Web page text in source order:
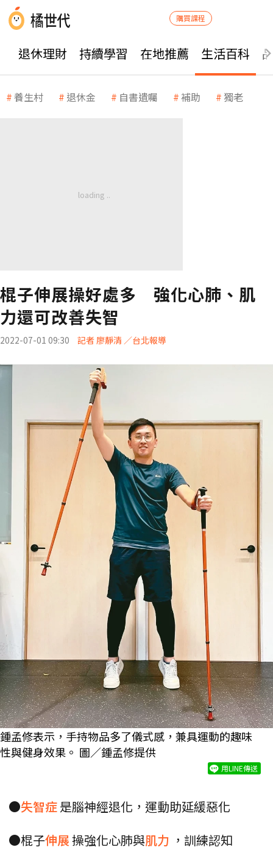
購買課程
退休理財 持續學習 在地推薦 生活百科
養生村 退休金 自書遺囑 補助 獨老
棍子伸展操好處多 強化心肺、肌
力還可改善失智
2022-07-01 09:30 記者 廖靜清 ／台北報導
鍾孟修表示，手持物品多了儀式感，兼具運動的趣味
性與健身效果。 圖／鍾孟修提供
用LINE傳送
●失智症是腦神經退化，運動助延緩惡化
●棍子伸展操強化心肺與肌力 ，訓練認知